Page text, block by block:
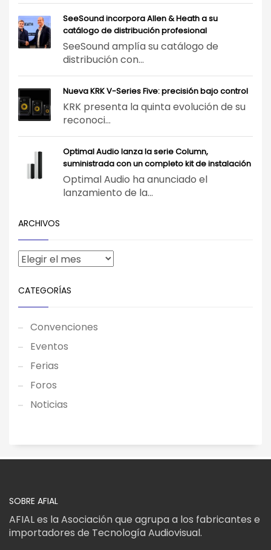
SeeSound incorpora Allen & Heath a su
catálogo de distribución profesional
SeeSound amplía su catálogo de
distribución con...
Nueva KRK V-Series Five: precisión bajo control
KRK presenta la quinta evolución de su
reconoci...
Optimal Audio lanza la serie Column,
suministrada con un completo kit de instalación
Optimal Audio ha anunciado el
lanzamiento de la...
ARCHIVOS
CATEGORÍAS
Convenciones
Eventos
Ferias
Foros
Noticias
SOBRE AFIAL
AFIAL es la Asociación que agrupa a los fabricantes e
importadores de Tecnología Audiovisual.